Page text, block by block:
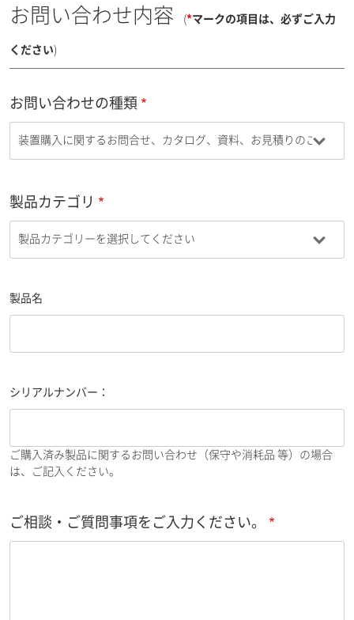
お問い合わせ内容 (*マークの項目は、必ずご入力
ください)
お問い合わせの種類
製品カテゴリ
製品名
シリアルナンバー：
ご購入済み製品に関するお問い合わせ（保守や消耗品 等）の場合
は、ご記入ください。
ご相談・ご質問事項をご入力ください。